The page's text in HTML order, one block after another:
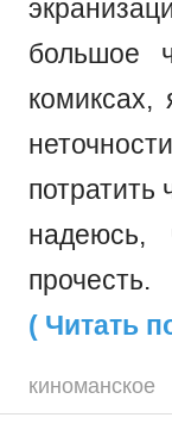
большое
потратить
надеюсь,
прочесть.
( Читать
киноманское